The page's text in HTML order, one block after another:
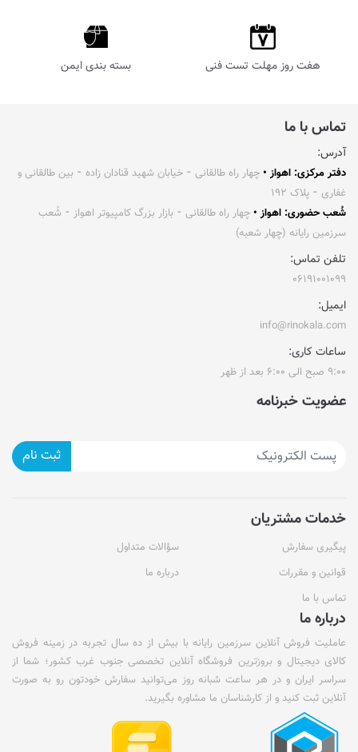
هفت روز مهلت تست فنی بسته بندی ایمن
تماس با ما
آدرس:
دفتر مرکزی: اهواز • چهار راه طالقانی ⁃ خیابان شهید قنادان زاده ⁃ بین طالقانی و
غفاری ⁃ پلاک ۱۹۲
شُعب حضوری: اهواز • چهار راه طالقانی ⁃ بازار بزرگ کامپیوتر اهواز ⁃ شُعب
سرزمین رایانه (چهار شعبه)
تلفن تماس:
۰۶۱۹۱۰۰۱۰۹۹
ایمیل:
info@rinokala.com
ساعات کاری:
۹:۰۰ صبح الی ۶:۰۰ بعد از ظهر
عضویت خبرنامه
ثبت نام
خدمات مشتریان
پیگیری سفارش
سؤالات متداول
قوانین و مقررات
درباره ما
تماس با ما
درباره ما
عاملیت فروش آنلاین سرزمین رایانه با بیش از ده سال تجربه در زمینه فروش
کالای دیجیتال و بروزترین فروشگاه آنلاین تخصصی جنوب غرب کشور؛ شما از
سراسر ایران و در هر ساعت شبانه روز می‌توانید سفارش خودتون رو به صورت
آنلاین ثبت کنید و از کارشناسان ما مشاوره بگیرید.